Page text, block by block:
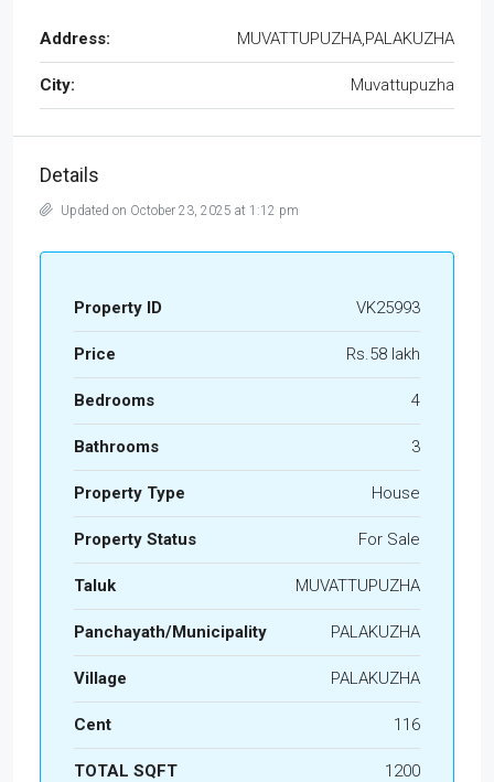
Address: MUVATTUPUZHA,PALAKUZHA
City: Muvattupuzha
Details
Updated on October 23, 2025 at 1:12 pm
Property ID VK25993
Price Rs.58 lakh
Bedrooms 4
Bathrooms 3
Property Type House
Property Status For Sale
Taluk MUVATTUPUZHA
Panchayath/Municipality PALAKUZHA
Village PALAKUZHA
Cent 116
TOTAL SQFT 1200